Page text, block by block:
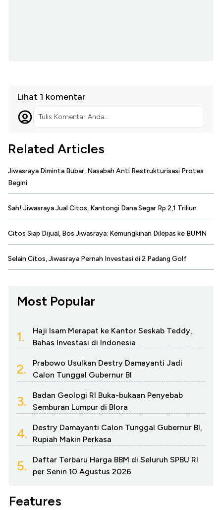
Lihat 1 komentar
Tulis Komentar Anda...
Related Articles
Jiwasraya Diminta Bubar, Nasabah Anti Restrukturisasi Protes
Begini
Sah! Jiwasraya Jual Citos, Kantongi Dana Segar Rp 2,1 Triliun
Citos Siap Dijual, Bos Jiwasraya: Kemungkinan Dilepas ke BUMN
Selain Citos, Jiwasraya Pernah Investasi di 2 Padang Golf
Most Popular
1.
Haji Isam Merapat ke Kantor Seskab Teddy,
Bahas Investasi di Indonesia
2.
Prabowo Usulkan Destry Damayanti Jadi
Calon Tunggal Gubernur BI
3.
Badan Geologi RI Buka-bukaan Penyebab
Semburan Lumpur di Blora
4.
Destry Damayanti Calon Tunggal Gubernur BI,
Rupiah Makin Perkasa
5.
Daftar Terbaru Harga BBM di Seluruh SPBU RI
per Senin 10 Agustus 2026
Features